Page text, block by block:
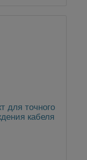
для точного
кабеля